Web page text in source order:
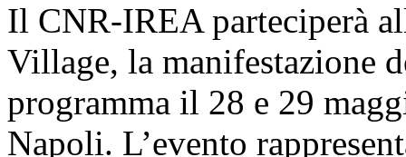
Il CNR-IREA parteciperà
Village, la manifestazione
programma il 28 e 29
Napoli. L’evento